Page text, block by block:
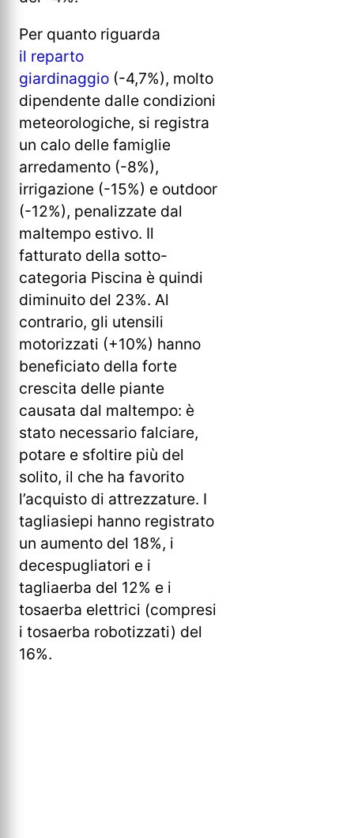
Per quanto riguarda
il reparto
giardinaggio (-4,7%), molto
dipendente dalle condizioni
meteorologiche, si registra
un calo delle famiglie
arredamento (-8%),
irrigazione (-15%) e outdoor
(-12%), penalizzate dal
maltempo estivo. Il
fatturato della sotto-
categoria Piscina è quindi
diminuito del 23%. Al
contrario, gli utensili
motorizzati (+10%) hanno
beneficiato della forte
crescita delle piante
causata dal maltempo: è
stato necessario falciare,
potare e sfoltire più del
solito, il che ha favorito
l’acquisto di attrezzature. I
tagliasiepi hanno registrato
un aumento del 18%, i
decespugliatori e i
tagliaerba del 12% e i
tosaerba elettrici (compresi
i tosaerba robotizzati) del
16%.